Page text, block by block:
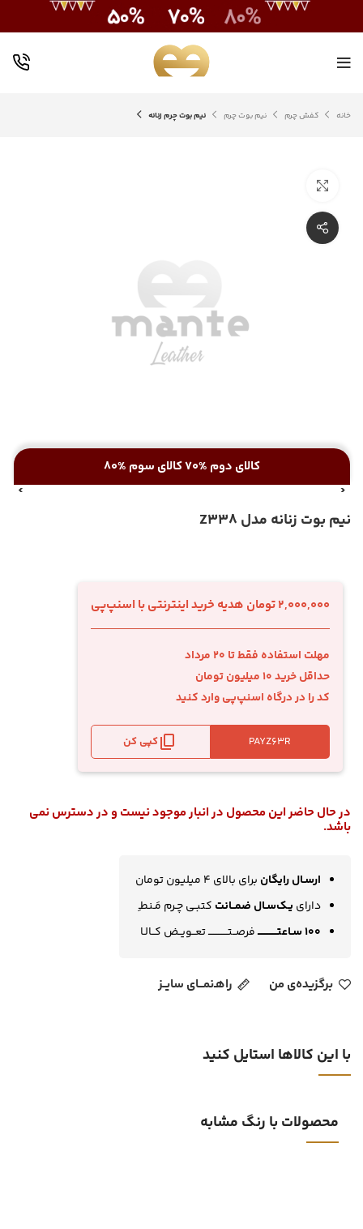
خانه کفش چرم نیم بوت چرم نیم بوت چرم زنانه
کالای دوم %70 کالای سوم %80
نیم بوت زنانه مدل Z338
2,000,000 تومان هدیه خرید اینترنتی با اسنپ‌پی
مهلت استفاده فقط تا 20 مرداد
حداقل خرید 10 میلیون تومان
کد را در درگاه اسنپ‌پی وارد کنید
کپی کن
در حال حاضر این محصول در انبار موجود نیست و در دسترس نمی
باشد.
ارسـال رایگان برای بالای 4 میلیون تومان
دارای یـک‌سـال ضمــانت کتبـی چـرم مَـنطـِ
100 سـاعتــــــــــــ
فرصــتــــــــــــ تعــویــض کــالـا
برگزیده‌ی من راهـ‌نمـــای سایــز
با این کالاها استایل کنید
محصولات با رنگ مشابه